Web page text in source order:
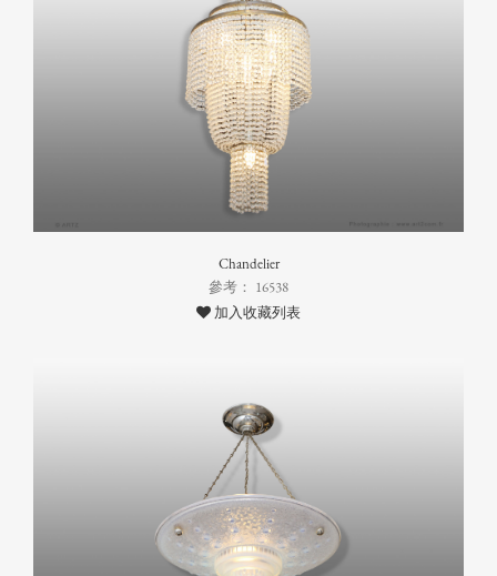
Chandelier
參考： 16538
加入收藏列表